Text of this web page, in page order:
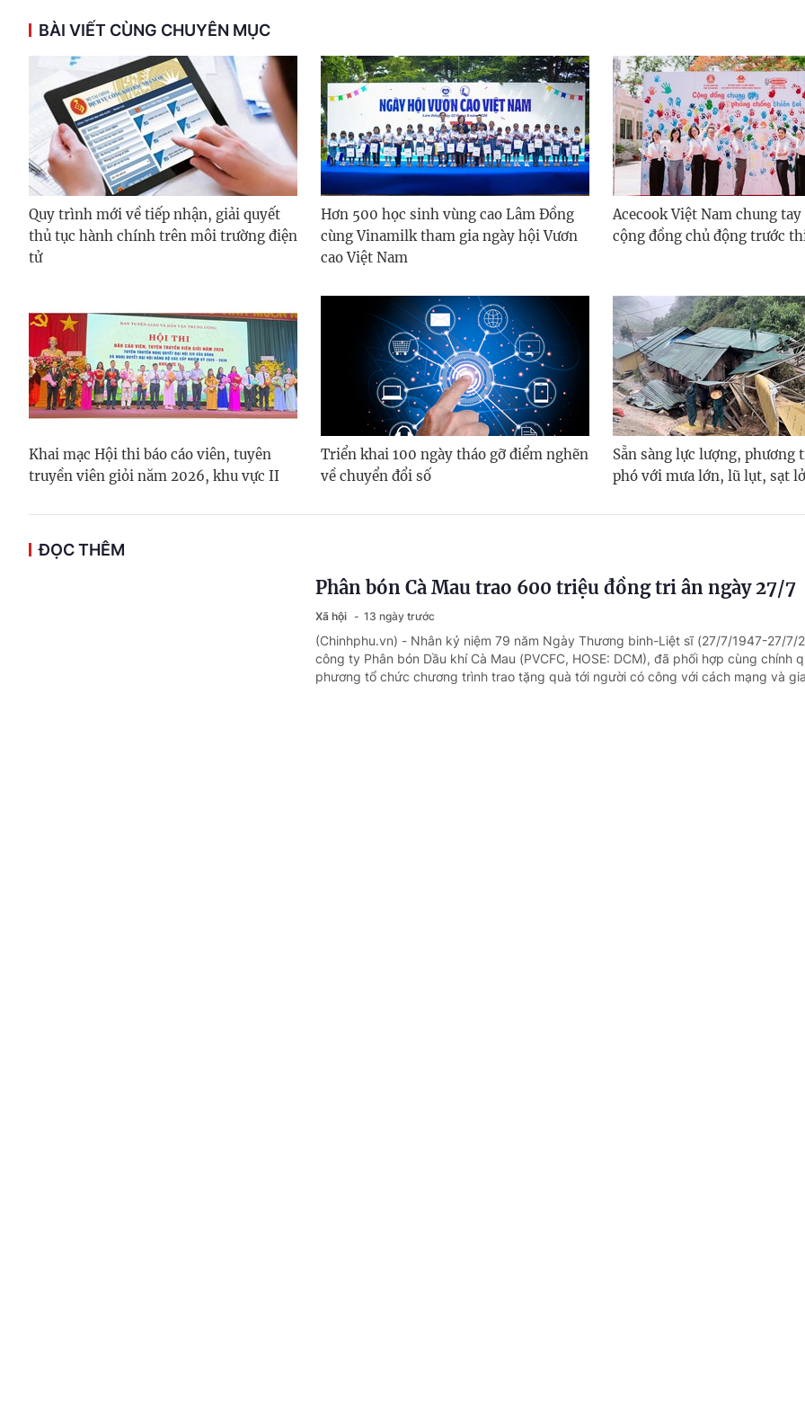
BÀI VIẾT CÙNG CHUYÊN MỤC
Quy trình mới về tiếp nhận, giải quyết
thủ tục hành chính trên môi trường điện
tử
Hơn 500 học sinh vùng cao Lâm Đồng
cùng Vinamilk tham gia ngày hội Vươn
cao Việt Nam
Acecook Việt Nam chung
cộng đồng chủ động trước
Khai mạc Hội thi báo cáo viên, tuyên
truyền viên giỏi năm 2026, khu vực II
Triển khai 100 ngày tháo gỡ điểm nghẽn
về chuyển đổi số
Sẵn sàng lực lượng, phương
phó với mưa lớn, lũ lụt, sạt
ĐỌC THÊM
Phân bón Cà Mau trao 600 triệu đồng tri ân ngày 27/7
Xã hội 13 ngày trước
(Chinhphu.vn) - Nhân kỷ niệm 79 năm Ngày Thương binh-Liệt sĩ (27/7/1947-27/7/
công ty Phân bón Dầu khí Cà Mau (PVCFC, HOSE: DCM), đã phối hợp cùng chính
phương tổ chức chương trình trao tặng quà tới người có công với cách mạng và